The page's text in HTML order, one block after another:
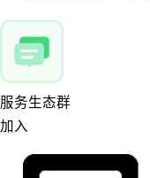
服务生态群
加入